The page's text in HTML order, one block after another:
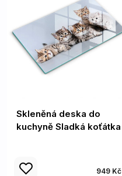
Skleněná deska do
kuchyně Sladká koťátka
949 Kč